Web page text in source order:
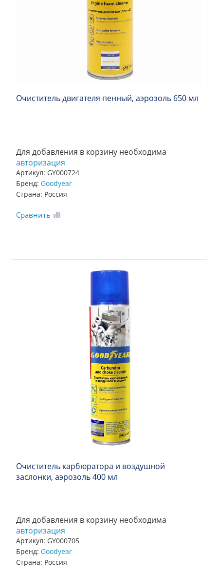
Очиститель двигателя пенный, аэрозоль 650 мл
Для добавления в корзину необходима
авторизация
Артикул: GY000724
Бренд:Goodyear
Страна: Россия
Сравнить
Очиститель карбюратора и воздушной
заслонки, аэрозоль 400 мл
Для добавления в корзину необходима
авторизация
Артикул: GY000705
Бренд:Goodyear
Страна: Россия